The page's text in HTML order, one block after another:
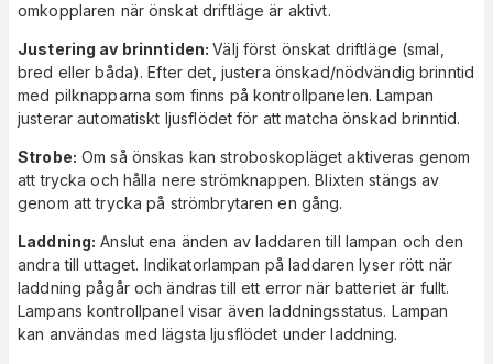
omkopplaren när önskat driftläge är aktivt.
Justering av brinntiden:Välj först önskat driftläge (smal,
bred eller båda). Efter det, justera önskad/nödvändig brinntid
med pilknapparna som finns på kontrollpanelen. Lampan
justerar automatiskt ljusflödet för att matcha önskad brinntid.
Strobe: Om så önskas kan stroboskopläget aktiveras genom
att trycka och hålla nere strömknappen. Blixten stängs av
genom att trycka på strömbrytaren en gång.
Laddning: Anslut ena änden av laddaren till lampan och den
andra till uttaget. Indikatorlampan på laddaren lyser rött när
laddning pågår och ändras till ett error när batteriet är fullt.
Lampans kontrollpanel visar även laddningsstatus. Lampan
kan användas med lägsta ljusflödet under laddning.